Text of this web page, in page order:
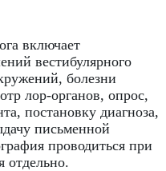
включает
вестибулярного
болезни
лор-органов, опрос,
постановку диагноза,
письменной
проводиться при
отдельно.